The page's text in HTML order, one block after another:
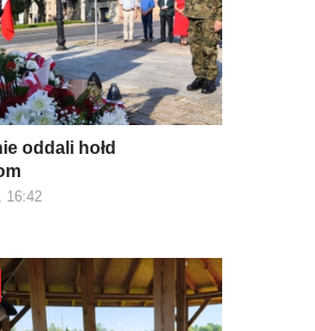
oddali hołd
16:42